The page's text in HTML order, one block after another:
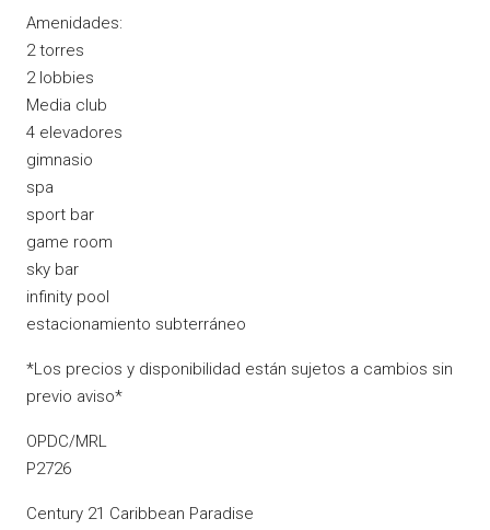
Amenidades:
2 torres
2 lobbies
Media club
4 elevadores
gimnasio
spa
sport bar
game room
sky bar
infinity pool
estacionamiento subterráneo
*Los precios y disponibilidad están sujetos a cambios sin
previo aviso*
OPDC/MRL
P2726
Century 21 Caribbean Paradise